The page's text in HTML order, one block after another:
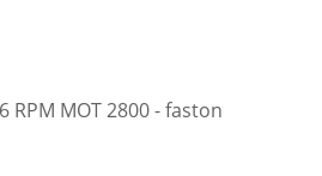
RPM MOT 2800 - faston